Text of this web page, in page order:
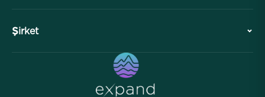
Profesyonel Bölüm
Makaleler
Ücretsiz Meditasyonlar
Şirket